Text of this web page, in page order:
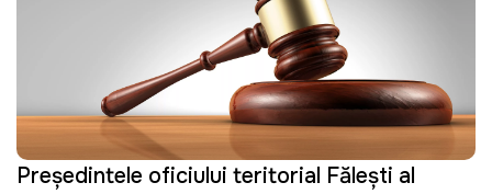
Președintele oficiului teritorial Făleşti al